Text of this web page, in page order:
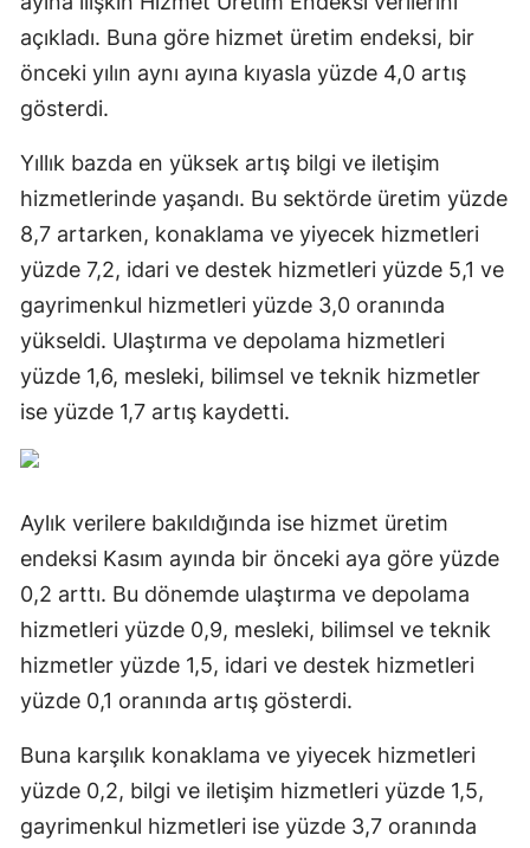
açıkladı. Buna göre hizmet üretim endeksi, bir
önceki yılın aynı ayına kıyasla yüzde 4,0 artış
gösterdi.
Yıllık bazda en yüksek artış bilgi ve iletişim
hizmetlerinde yaşandı. Bu sektörde üretim yüzde
8,7 artarken, konaklama ve yiyecek hizmetleri
yüzde 7,2, idari ve destek hizmetleri yüzde 5,1 ve
gayrimenkul hizmetleri yüzde 3,0 oranında
yükseldi. Ulaştırma ve depolama hizmetleri
yüzde 1,6, mesleki, bilimsel ve teknik hizmetler
ise yüzde 1,7 artış kaydetti.
Aylık verilere bakıldığında ise hizmet üretim
endeksi Kasım ayında bir önceki aya göre yüzde
0,2 arttı. Bu dönemde ulaştırma ve depolama
hizmetleri yüzde 0,9, mesleki, bilimsel ve teknik
hizmetler yüzde 1,5, idari ve destek hizmetleri
yüzde 0,1 oranında artış gösterdi.
Buna karşılık konaklama ve yiyecek hizmetleri
yüzde 0,2, bilgi ve iletişim hizmetleri yüzde 1,5,
gayrimenkul hizmetleri ise yüzde 3,7 oranında